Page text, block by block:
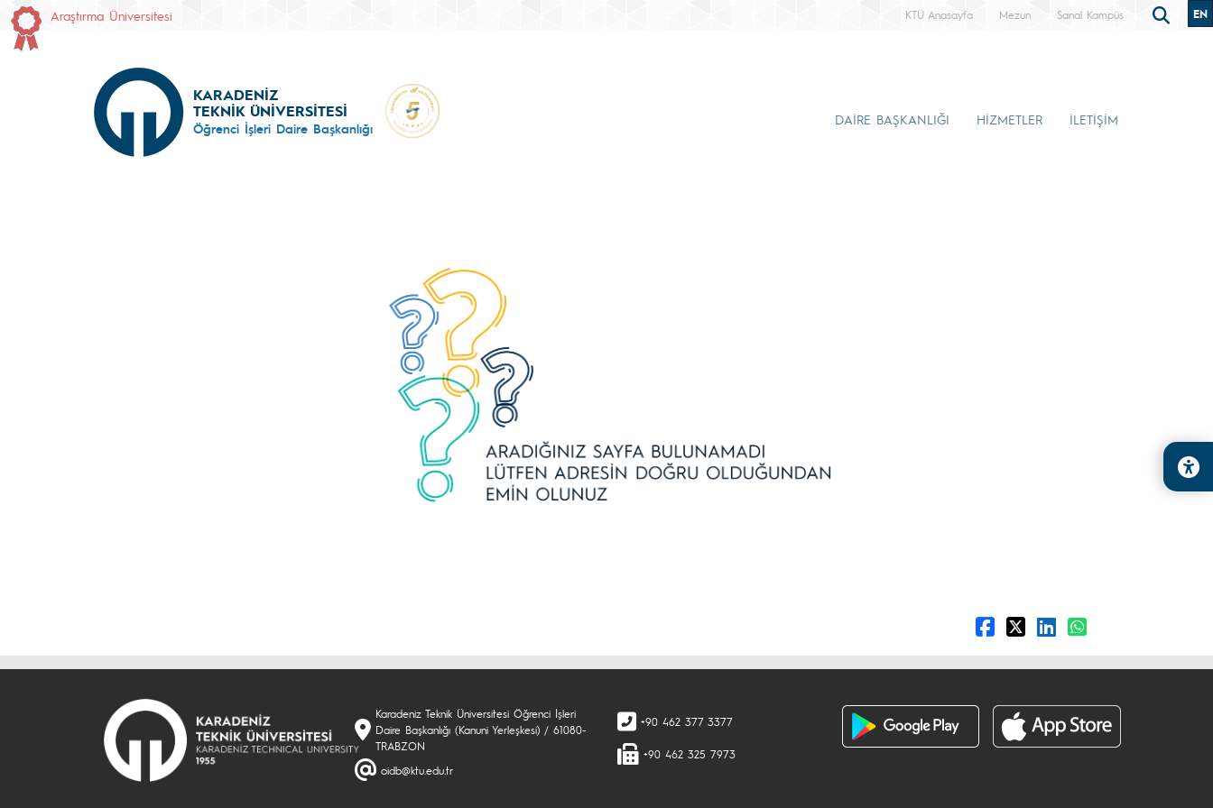
Araştırma Üniversitesi KTÜ Anasayfa Mezun Sanal Kampüs EN
KARADENİZ
TEKNİK ÜNİVERSİTESİ
Öğrenci İşleri Daire Başkanlığı
DAİRE BAŞKANLIĞI HİZMETLER İLETİŞİM
Karadeniz Teknik Üniversitesi Öğrenci İşleri
Daire Başkanlığı (Kanuni Yerleşkesi) / 61080-
TRABZON
oidb@ktu.edu.tr
+90 462 377 3377
+90 462 325 7973